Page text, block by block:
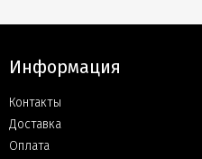
Информация
Контакты
Доставка
Оплата